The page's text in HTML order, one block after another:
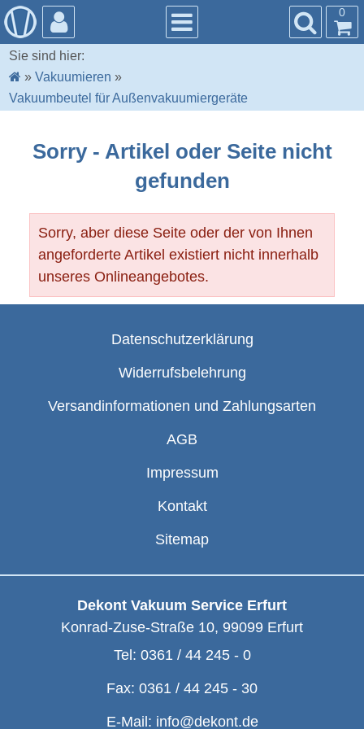
0
Sie sind hier:
»Vakuumieren »
Vakuumbeutel für Außenvakuumiergeräte
Sorry - Artikel oder Seite nicht
gefunden
Sorry, aber diese Seite oder der von Ihnen
angeforderte Artikel existiert nicht innerhalb
unseres Onlineangebotes.
Datenschutzerklärung
Widerrufsbelehrung
Versandinformationen und Zahlungsarten
AGB
Impressum
Kontakt
Sitemap
Dekont Vakuum Service Erfurt
Konrad-Zuse-Straße 10, 99099 Erfurt
Tel: 0361 / 44 245 - 0
Fax: 0361 / 44 245 - 30
E-Mail: info@dekont.de